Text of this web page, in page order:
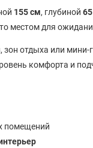
155 см, глубиной
местом для
отдыха или
комфорта и
помещений